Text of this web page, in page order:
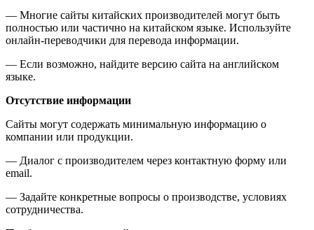
— Многие сайты китайских производителей могут быть
полностью или частично на китайском языке. Используйте
онлайн-переводчики для перевода информации.
— Если возможно, найдите версию сайта на английском
языке.
Отсутствие информации
Сайты могут содержать минимальную информацию о
компании или продукции.
— Диалог с производителем через контактную форму или
email.
— Задайте конкретные вопросы о производстве, условиях
сотрудничества.